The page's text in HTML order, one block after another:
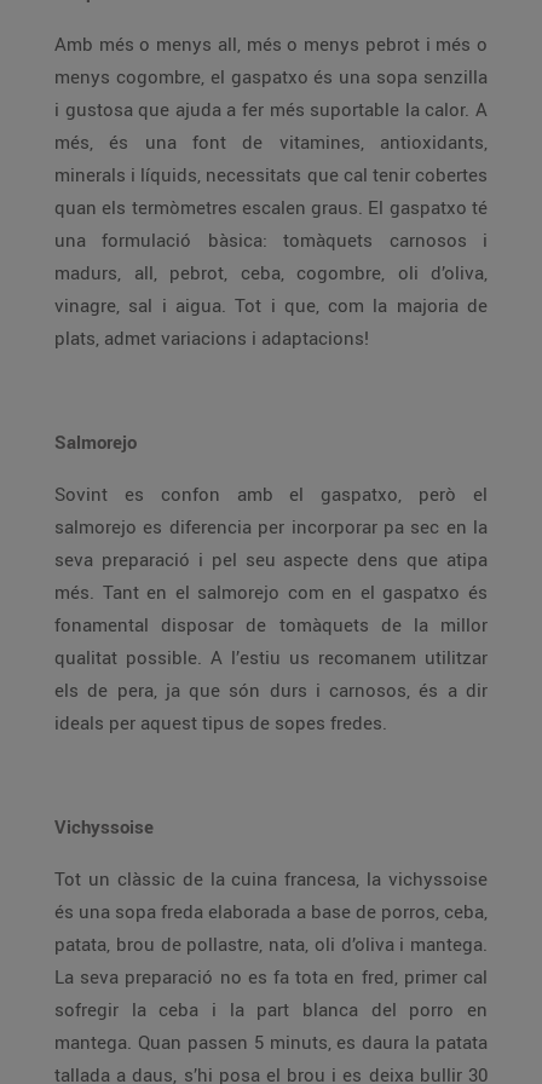
Amb més o menys all, més o menys pebrot i més o
menys cogombre, el gaspatxo és una sopa senzilla
i gustosa que ajuda a fer més suportable la calor. A
més, és una font de vitamines, antioxidants,
minerals i líquids, necessitats que cal tenir cobertes
quan els termòmetres escalen graus. El gaspatxo té
una formulació bàsica: tomàquets carnosos i
madurs, all, pebrot, ceba, cogombre, oli d’oliva,
vinagre, sal i aigua. Tot i que, com la majoria de
plats, admet variacions i adaptacions!
Salmorejo
Sovint es confon amb el gaspatxo, però el
salmorejo es diferencia per incorporar pa sec en la
seva preparació i pel seu aspecte dens que atipa
més. Tant en el salmorejo com en el gaspatxo és
fonamental disposar de tomàquets de la millor
qualitat possible. A l’estiu us recomanem utilitzar
els de pera, ja que són durs i carnosos, és a dir
ideals per aquest tipus de sopes fredes.
Vichyssoise
Tot un clàssic de la cuina francesa, la vichyssoise
és una sopa freda elaborada a base de porros, ceba,
patata, brou de pollastre, nata, oli d’oliva i mantega.
La seva preparació no es fa tota en fred, primer cal
sofregir la ceba i la part blanca del porro en
mantega. Quan passen 5 minuts, es daura la patata
tallada a daus, s’hi posa el brou i es deixa bullir 30